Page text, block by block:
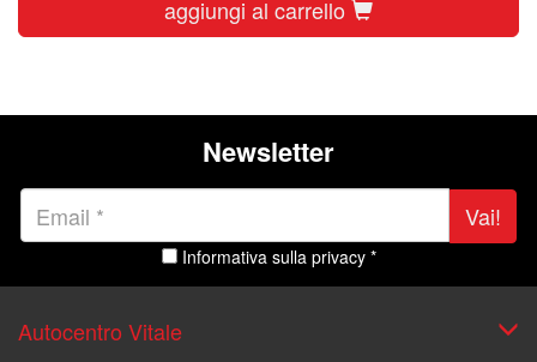
aggiungi al carrello
Newsletter
Vai!
Informativa sulla privacy *
Autocentro Vitale